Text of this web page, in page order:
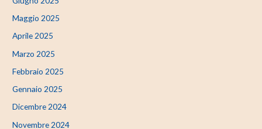
Maggio 2025
Aprile 2025
Marzo 2025
Febbraio 2025
Gennaio 2025
Dicembre 2024
Novembre 2024